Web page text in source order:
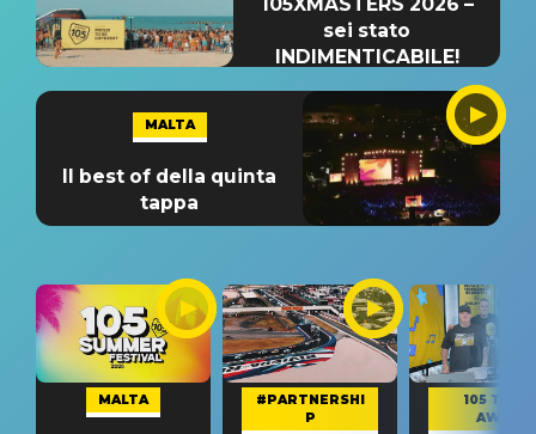
sei stato
INDIMENTICABILE!
MALTA
Il best of della quinta
tappa
MALTA
#PARTNERSHI
P
105 TAKE
AWAY